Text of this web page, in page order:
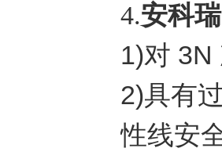
4.安科
1)对 3N
2)具有
性线安